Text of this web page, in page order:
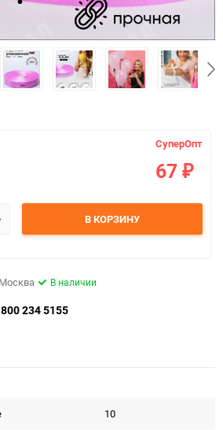
СуперОпт
67 ₽
В КОРЗИНУ
Москва В наличии
234 5155
10